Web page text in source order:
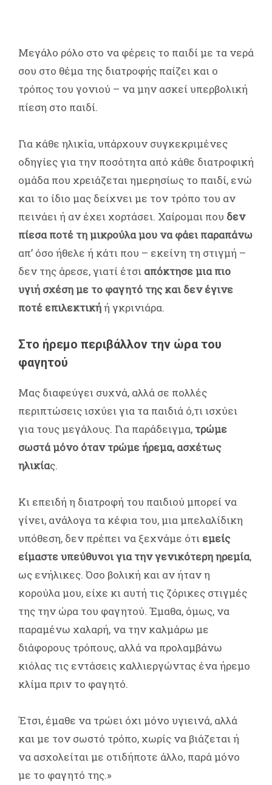
Μεγάλο ρόλο στο να φέρεις το παιδί με τα νερά
σου στο θέμα της διατροφής παίζει και ο
τρόπος του γονιού – να μην ασκεί υπερβολική
πίεση στο παιδί.
Για κάθε ηλικία, υπάρχουν συγκεκριμένες
οδηγίες για την ποσότητα από κάθε διατροφική
ομάδα που χρειάζεται ημερησίως το παιδί, ενώ
και το ίδιο μας δείχνει με τον τρόπο του αν
πεινάει ή αν έχει χορτάσει. Χαίρομαι που δεν
πίεσα ποτέ τη μικρούλα μου να φάει παραπάνω
απ’ όσο ήθελε ή κάτι που – εκείνη τη στιγμή –
δεν της άρεσε, γιατί έτσι απόκτησε μια πιο
υγιή σχέση με το φαγητό της και δεν έγινε
ποτέ επιλεκτικήή γκρινιάρα.
Στο ήρεμο περιβάλλον την ώρα του
φαγητού
Μας διαφεύγει συχνά, αλλά σε πολλές
περιπτώσεις ισχύει για τα παιδιά ό,τι ισχύει
για τους μεγάλους. Για παράδειγμα, τρώμε
σωστά μόνο όταν τρώμε ήρεμα, ασχέτως
ηλικίας.
Κι επειδή η διατροφή του παιδιού μπορεί να
γίνει, ανάλογα τα κέφια του, μια μπελαλίδικη
υπόθεση, δεν πρέπει να ξεχνάμε ότι εμείς
είμαστε υπεύθυνοι για την γενικότερη ηρεμία,
ως ενήλικες. Όσο βολική και αν ήταν η
κορούλα μου, είχε κι αυτή τις ζόρικες στιγμές
της την ώρα του φαγητού. Έμαθα, όμως, να
παραμένω χαλαρή, να την καλμάρω με
διάφορους τρόπους, αλλά να προλαμβάνω
κιόλας τις εντάσεις καλλιεργώντας ένα ήρεμο
κλίμα πριν το φαγητό.
Έτσι, έμαθε να τρώει όχι μόνο υγιεινά, αλλά
και με τον σωστό τρόπο, χωρίς να βιάζεται ή
να ασχολείται με οτιδήποτε άλλο, παρά μόνο
με το φαγητό της.»